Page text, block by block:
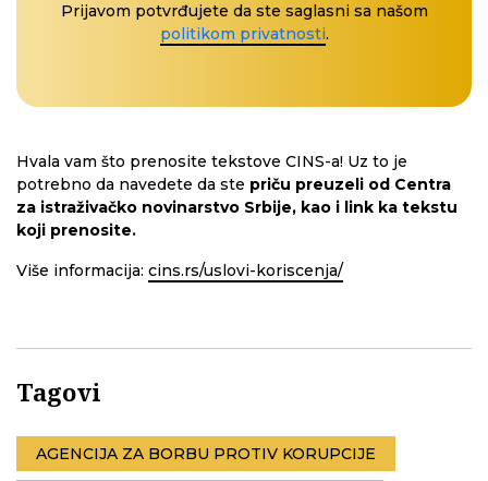
Prijavom potvrđujete da ste saglasni sa našom
politikom privatnosti.
Hvala vam što prenosite tekstove CINS-a! Uz to je
potrebno da navedete da ste priču preuzeli od Centra
za istraživačko novinarstvo Srbije, kao i link ka tekstu
koji prenosite.
Više informacija: cins.rs/uslovi-koriscenja/
Tagovi
AGENCIJA ZA BORBU PROTIV KORUPCIJE